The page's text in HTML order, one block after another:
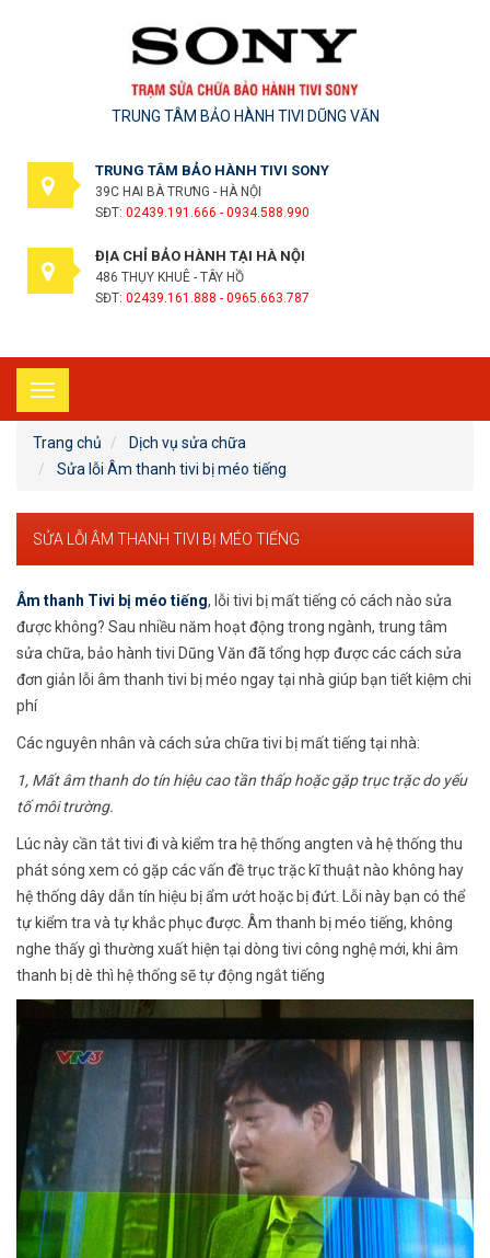
TRUNG TÂM BẢO HÀNH TIVI DŨNG VĂN
TRUNG TÂM BẢO HÀNH TIVI SONY
39C HAI BÀ TRƯNG - HÀ NỘI
SĐT: 02439.191.666 - 0934.588.990
ĐỊA CHỈ BẢO HÀNH TẠI HÀ NỘI
486 THỤY KHUÊ - TÂY HỒ
SĐT: 02439.161.888 - 0965.663.787
Toggle
navigation
Trang chủ
Dịch vụ sửa chữa
Sửa lỗi Âm thanh tivi bị méo tiếng
SỬA LỖI ÂM THANH TIVI BỊ MÉO TIẾNG
Âm thanh Tivi bị méo tiếng, lỗi tivi bị mất tiếng có cách nào sửa
được không? Sau nhiều năm hoạt động trong ngành, trung tâm
sửa chữa, bảo hành tivi Dũng Văn đã tổng hợp được các cách sửa
đơn giản lỗi âm thanh tivi bị méo ngay tại nhà giúp bạn tiết kiệm chi
phí
Các nguyên nhân và cách sửa chữa tivi bị mất tiếng tại nhà:
1, Mất âm thanh do tín hiệu cao tần thấp hoặc gặp trục trặc do yếu
tố môi trường.
Lúc này cần tắt tivi đi và kiểm tra hệ thống angten và hệ thống thu
phát sóng xem có gặp các vấn đề trục trặc kĩ thuật nào không hay
hệ thống dây dẫn tín hiệu bị ẩm ướt hoặc bị đứt. Lỗi này bạn có thể
tự kiểm tra và tự khắc phục được. Âm thanh bị méo tiếng, không
nghe thấy gì thường xuất hiện tại dòng tivi công nghệ mới, khi âm
thanh bị dè thì hệ thống sẽ tự động ngắt tiếng